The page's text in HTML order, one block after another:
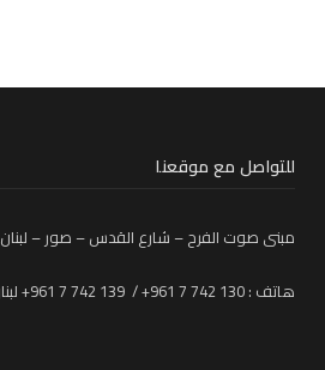
للتواصل مع موقعنا
مبنى صوت الفرح – شارع القدس – صور – لبنان
هاتف : 130 742 7 961+ / 139 742 7 961+ لبنان